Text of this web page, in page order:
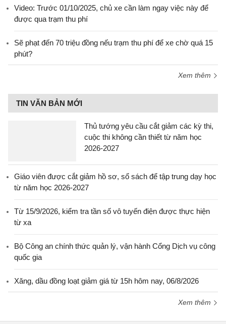
Video: Trước 01/10/2025, chủ xe cần làm ngay việc này để
được qua trạm thu phí
Sẽ phạt đến 70 triệu đồng nếu trạm thu phí để xe chờ quá 15
phút?
Xem thêm
TIN VĂN BẢN MỚI
Thủ tướng yêu cầu cắt giảm các kỳ thi,
cuộc thi không cần thiết từ năm học
2026-2027
Giáo viên được cắt giảm hồ sơ, sổ sách để tập trung dạy học
từ năm học 2026-2027
Từ 15/9/2026, kiểm tra tần số vô tuyến điện được thực hiện
từ xa
Bộ Công an chính thức quản lý, vận hành Cổng Dịch vụ công
quốc gia
Xăng, dầu đồng loạt giảm giá từ 15h hôm nay, 06/8/2026
Xem thêm